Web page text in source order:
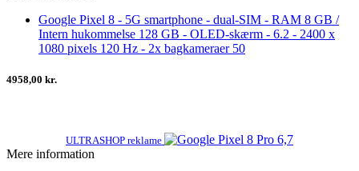
Google Pixel 8 - 5G smartphone - dual-SIM - RAM 8 GB /
Intern hukommelse 128 GB - OLED-skærm - 6.2 - 2400 x
1080 pixels 120 Hz - 2x bagkameraer 50
4958,00 kr.
ULTRASHOP reklame
Mere information